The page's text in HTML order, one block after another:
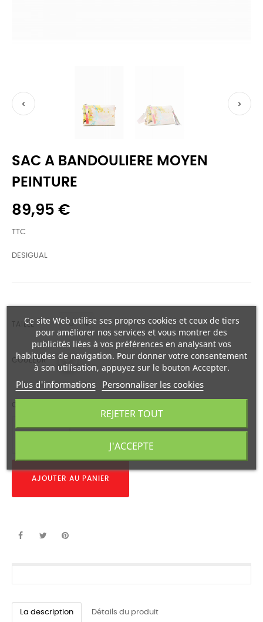
 
SAC A BANDOULIERE MOYEN
PEINTURE
89,95 €
TTC
DESIGUAL
TAILLE
COULEUR
QUANTITÉ
AJOUTER AU PANIER
La description Détails du produit
Ce site Web utilise ses propres cookies et ceux de tiers
pour améliorer nos services et vous montrer des
publicités liées à vos préférences en analysant vos
habitudes de navigation. Pour donner votre consentement
à son utilisation, appuyez sur le bouton Accepter.
Plus d'informations Personnaliser les cookies
REJETER TOUT
J'ACCEPTE